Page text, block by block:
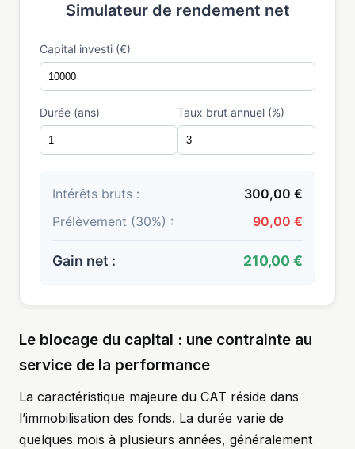
Simulateur de rendement net
Capital investi (€)
Durée (ans) Taux brut annuel (%)
Intérêts bruts :
300,00 €
Prélèvement (30%) :
90,00 €
Gain net : 210,00 €
Le blocage du capital : une contrainte au
service de la performance
La caractéristique majeure du CAT réside dans
l’immobilisation des fonds. La durée varie de
quelques mois à plusieurs années, généralement